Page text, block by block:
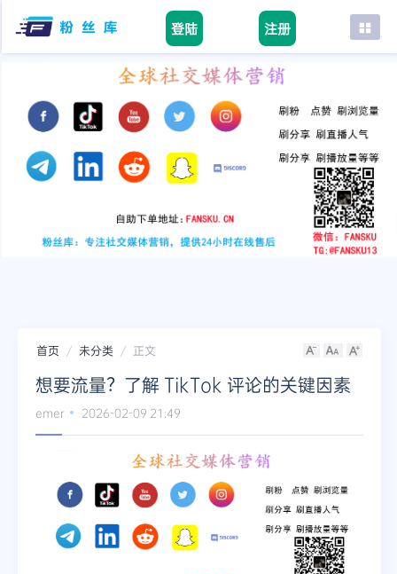
登陆 注册
首页
tiktok
youtube
instagram
首页 未分类 正文
想要流量？了解 TikTok 评论的关键因素
emer 2026-02-09 21:49